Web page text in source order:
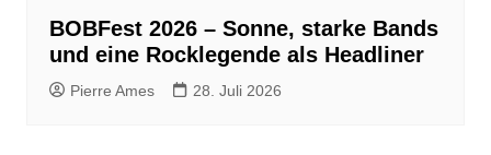
BOBFest 2026 – Sonne, starke Bands
und eine Rocklegende als Headliner
Pierre Ames 28. Juli 2026